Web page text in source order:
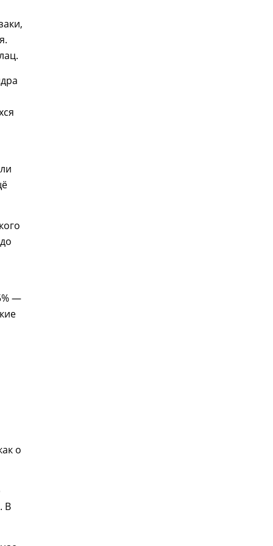
—
о
В